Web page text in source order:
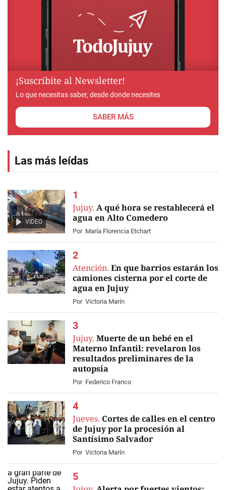
¡Suscribite al Newsletter!
Lo que necesitas saber, desde donde necesites
SABER MÁS
Las más leídas
VIDEO
Jujuy. A qué hora se restablecerá el
agua en Alto Comedero
Por María Florencia Etchart
Atención. En que barrios estarán los
camiones cisterna por el corte de
agua en Jujuy
Por Victoria Marín
Jujuy. Muerte de un bebé en el
Materno Infantil: revelaron los
resultados preliminares de la
autopsia
Por Federico Franco
Jueves. Cortes de calles en el centro
de Jujuy por la procesión al
Santísimo Salvador
Por Victoria Marín